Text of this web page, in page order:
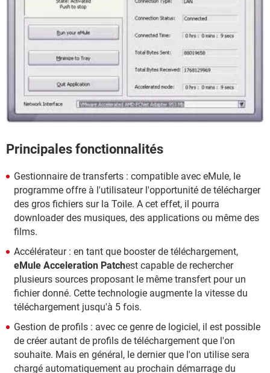
Principales fonctionnalités
Gestionnaire de transferts : compatible avec eMule, le
programme offre à l'utilisateur l'opportunité de télécharger
des gros fichiers sur la Toile. A cet effet, il pourra
downloader des musiques, des applications ou même des
films.
Accélérateur : en tant que booster de téléchargement,
eMule Acceleration Patchest capable de rechercher
plusieurs sources proposant le même transfert pour un
fichier donné. Cette technologie augmente la vitesse du
téléchargement jusqu'à 5 fois.
Gestion de profils : avec ce genre de logiciel, il est possible
de créer autant de profils de téléchargement que l'on
souhaite. Mais en général, le dernier que l'on utilise sera
chargé automatiquement au prochain démarrage du